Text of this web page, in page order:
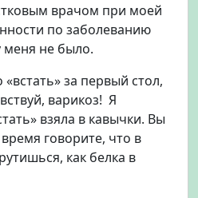
врачом при моей
по заболеванию
меня не было.
за первый стол,
варикоз! Я
взяла в кавычки. Вы
говорите, что в
как белка в